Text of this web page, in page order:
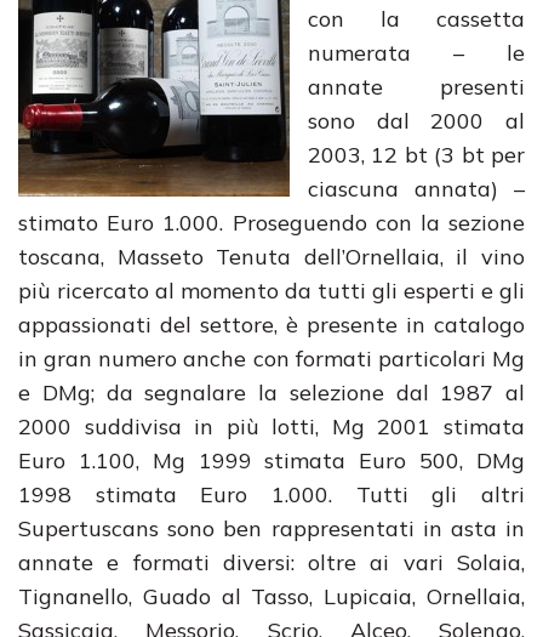
con la cassetta
numerata – le
annate presenti
sono dal 2000 al
2003, 12 bt (3 bt per
ciascuna annata) –
stimato Euro 1.000. Proseguendo con la sezione
toscana, Masseto Tenuta dell’Ornellaia, il vino
più ricercato al momento da tutti gli esperti e gli
appassionati del settore, è presente in catalogo
in gran numero anche con formati particolari Mg
e DMg; da segnalare la selezione dal 1987 al
2000 suddivisa in più lotti, Mg 2001 stimata
Euro 1.100, Mg 1999 stimata Euro 500, DMg
1998 stimata Euro 1.000. Tutti gli altri
Supertuscans sono ben rappresentati in asta in
annate e formati diversi: oltre ai vari Solaia,
Tignanello, Guado al Tasso, Lupicaia, Ornellaia,
Sassicaia, Messorio, Scrio, Alceo, Solengo,